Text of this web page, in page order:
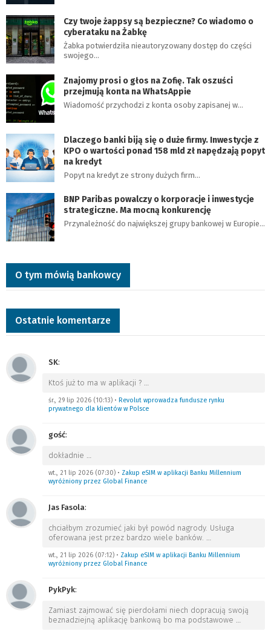
Czy twoje żappsy są bezpieczne? Co wiadomo o
cyberataku na Żabkę
Żabka potwierdziła nieautoryzowany dostęp do części
swojego…
Znajomy prosi o głos na Zofię. Tak oszuści
przejmują konta na WhatsAppie
Wiadomość przychodzi z konta osoby zapisanej w…
Dlaczego banki biją się o duże firmy. Inwestycje z
KPO o wartości ponad 158 mld zł napędzają popyt
na kredyt
Popyt na kredyt ze strony dużych firm…
BNP Paribas powalczy o korporacje i inwestycje
strategiczne. Ma mocną konkurencję
Przynależność do największej grupy bankowej w Europie…
O tym mówią bankowcy
Ostatnie komentarze
SK:
Ktoś już to ma w aplikacji ? …
śr., 29 lip 2026 (10:13) • Revolut wprowadza fundusze rynku
prywatnego dla klientów w Polsce
gość:
dokładnie …
wt., 21 lip 2026 (07:30) • Zakup eSIM w aplikacji Banku Millennium
wyróżniony przez Global Finance
Jas Fasola:
chciałbym zrozumieć jaki był powód nagrody. Usługa
oferowana jest przez bardzo wiele banków. …
wt., 21 lip 2026 (07:12) • Zakup eSIM w aplikacji Banku Millennium
wyróżniony przez Global Finance
PykPyk:
Zamiast zajmować się pierdołami niech dopracują swoją
beznadziejną aplikację bankową bo ma podstawowe …